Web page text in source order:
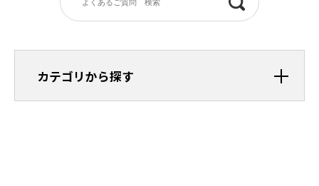
カテゴリから探す